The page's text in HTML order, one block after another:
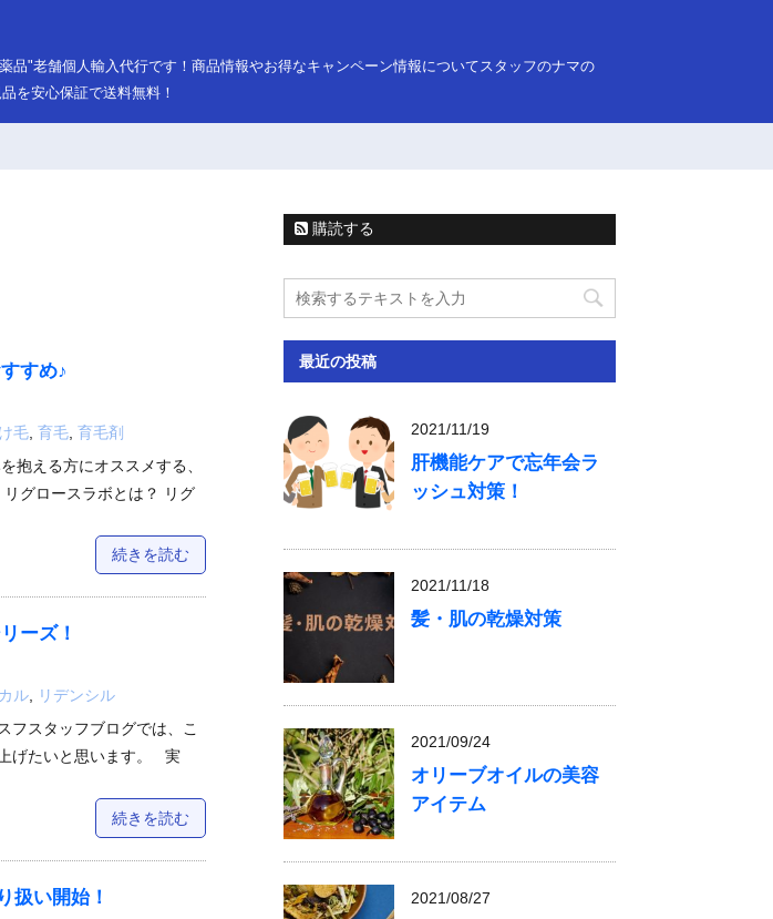
品"老舗個人輸入代行です！商品情報やお得なキャンペーン情報についてスタッフのナマの
を安心保証で送料無料！
すめ♪
毛 育毛 育毛剤
抱える方にオススメする、
グロースラボとは？ リグ
続きを読む
ーズ！
ル, リデンシル
フスタッフブログでは、こ
げたいと思います。 実
続きを読む
扱い開始！
購読する
最近の投稿
2021/11/19
肝機能ケアで忘年会ラ
ッシュ対策！
2021/11/18
髪・肌の乾燥対策
2021/09/24
オリーブオイルの美容
アイテム
2021/08/27